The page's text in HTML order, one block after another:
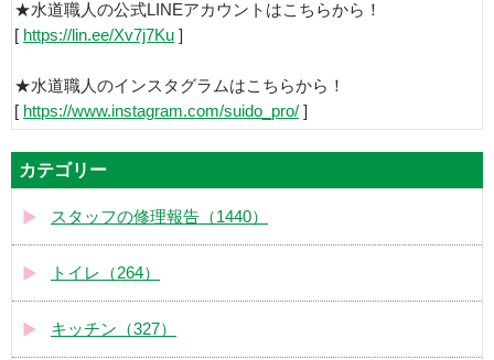
★水道職人の公式LINEアカウントはこちらから！
[ https://lin.ee/Xv7j7Ku ]
★水道職人のインスタグラムはこちらから！
[ https://www.instagram.com/suido_pro/ ]
カテゴリー
スタッフの修理報告（1440）
トイレ（264）
キッチン（327）